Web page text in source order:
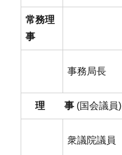
常務理
事
事務局長
理 事 (国会議員)
衆議院議員